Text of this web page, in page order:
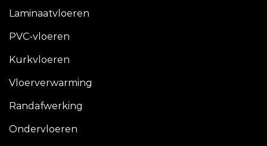
Laminaatvloeren
PVC-vloeren
Kurkvloeren
Vloerverwarming
Randafwerking
Ondervloeren